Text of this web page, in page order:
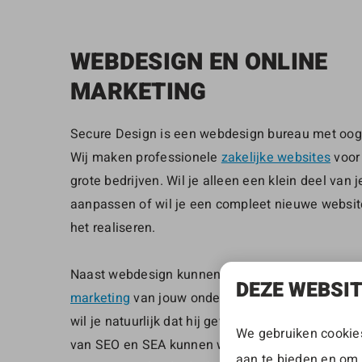
WEBDESIGN EN ONLINE
MARKETING
Secure Design is een webdesign bureau met
Wij maken professionele zakelijke websites
grote bedrijven. Wil je alleen een klein deel van
aanpassen of wil je een compleet nieuwe
het realiseren.
Naast webdesign kunnen wij ook ondersteunen
marketing van jouw onderneming. Na dat de
wil je natuurlijk dat hij gevonden wordt op
van SEO en SEA kunnen we met zoekmachine
DEZE
We gebruiken
aan te bieden en